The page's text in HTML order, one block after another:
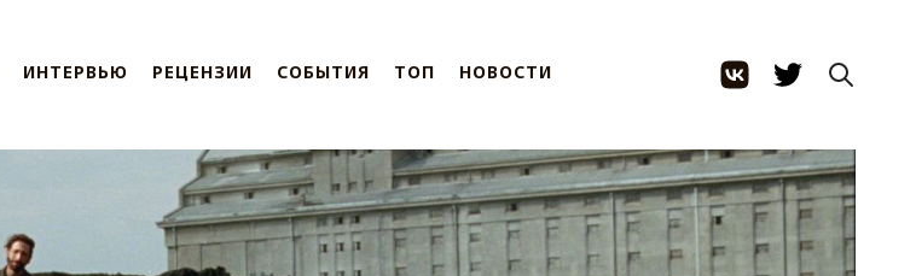
ИНТЕРВЬЮ РЕЦЕНЗИИ СОБЫТИЯ ТОП НОВОСТИ